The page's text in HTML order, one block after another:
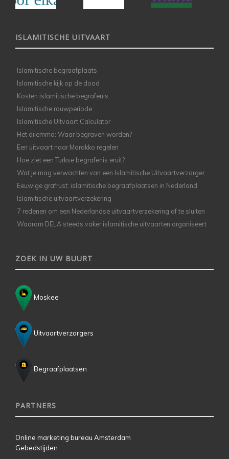
ISLAMITISCHE UITVAART
Islamitische begraafplaats
Islamitische kijk op de dood
Kosten islamitische begrafenis
Islamitische rouwperiode
Islamitische Uitvaart Calculator
Het dilemma: Waar begraven worden?
Een uitvaart naar Marokko regelen
Hoe ziet een Turkse begrafenis eruit?
Wat je mag verwachten van een Islamitische Uitvaartverzorger
Eeuwige grafrust: islamitische begraafplaatsen in Nederland
Islamitische uitvaartverzekering
7 redenen om een Nederlandse uitvaartverzekering af te sluiten
Waarom DELA steeds vaker islamitische uitvaarten organiseert
ZOEK IN UW BUURT
Moskee
Uitvaartverzorgers
Begraafplaatsen
PARTNERS
Online marketing bureau Amsterdam
Gebedstijden